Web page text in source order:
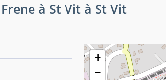
à St Vit à St Vit
+
−